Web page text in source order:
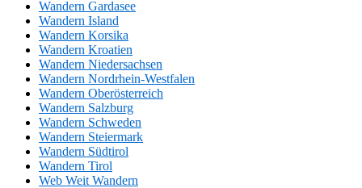
Wandern Gardasee
Wandern Island
Wandern Korsika
Wandern Kroatien
Wandern Niedersachsen
Wandern Nordrhein-Westfalen
Wandern Oberösterreich
Wandern Salzburg
Wandern Schweden
Wandern Steiermark
Wandern Südtirol
Wandern Tirol
Web Weit Wandern